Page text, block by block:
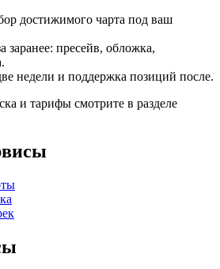
достижимого чарта под ваш
заранее: пресейв, обложка,
недели и поддержка позиций после.
и тарифы смотрите в разделе